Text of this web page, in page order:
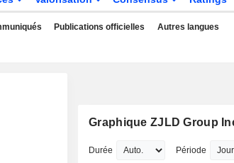
Publications officielles Autres langues
Graphique ZJLD Group
Durée Période